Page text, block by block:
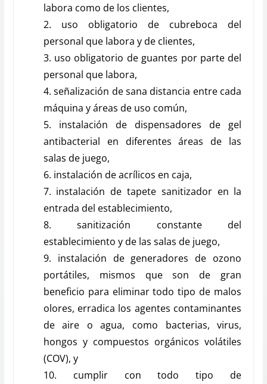
labora como de los clientes,
2. uso obligatorio de cubreboca del
personal que labora y de clientes,
3. uso obligatorio de guantes por parte del
personal que labora,
4. señalización de sana distancia entre cada
máquina y áreas de uso común,
5. instalación de dispensadores de gel
antibacterial en diferentes áreas de las
salas de juego,
6. instalación de acrílicos en caja,
7. instalación de tapete sanitizador en la
entrada del establecimiento,
8. sanitización constante del
establecimiento y de las salas de juego,
9. instalación de generadores de ozono
portátiles, mismos que son de gran
beneficio para eliminar todo tipo de malos
olores, erradica los agentes contaminantes
de aire o agua, como bacterias, virus,
hongos y compuestos orgánicos volátiles
(COV), y
10. cumplir con todo tipo de